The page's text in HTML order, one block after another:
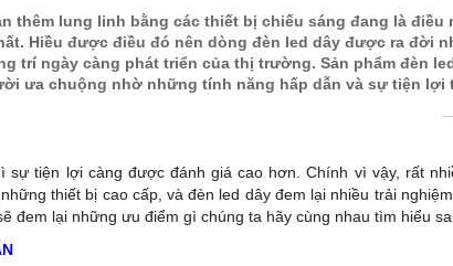
thêm lung linh bằng các thiết bị chiếu sáng đang là điều
Hiều được điều đó nên dòng đèn led dây được ra đời
trí ngày càng phát triển của thị trường. Sản phẩm đèn
ưa chuộng nhờ những tính năng hấp dẫn và sự tiện lợi
sự tiện lợi càng được đánh giá cao hơn. Chính vì vậy, rất
thiết bị cao cấp, và đèn led dây đem lại nhiều trải
đem lại những ưu điểm gì chúng ta hãy cùng nhau tìm hiểu